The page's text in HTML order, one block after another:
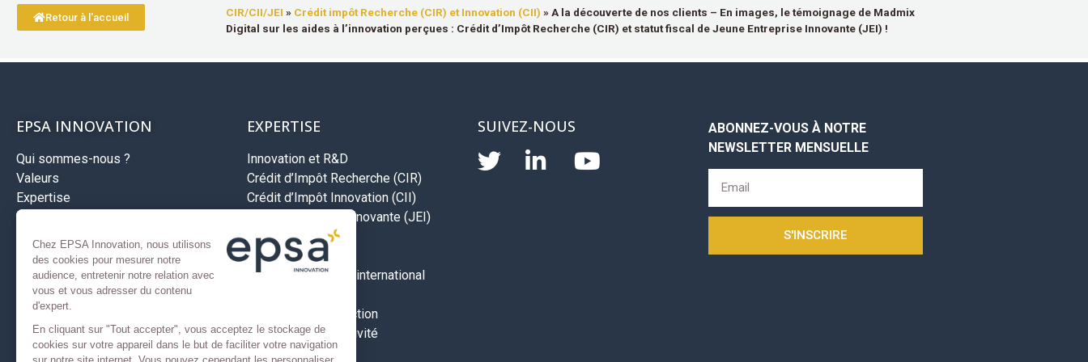
Chez EPSA Innovation, nous utilisons
des cookies pour mesurer notre
audience, entretenir notre relation avec
vous et vous adresser du contenu
d'expert.
En cliquant sur "Tout accepter", vous acceptez le stockage de
cookies sur votre appareil dans le but de faciliter votre navigation
sur notre site internet. Vous pouvez cependant les personnaliser
Retour à l'accueil CIR/CII/JEI » Crédit impôt Recherche (CIR) et Innovation (CII) »A la découverte de nos clients – En images, le témoignage de Madmix
Digital sur les aides à l’innovation perçues : Crédit d’Impôt Recherche (CIR) et statut fiscal de Jeune Entreprise Innovante (JEI) !
EPSA INNOVATION
Qui sommes-nous ?
Valeurs
Expertise
Méthodologie
EXPERTISE
Innovation et R&D
Crédit d’Impôt Recherche (CIR)
Crédit d’Impôt Innovation (CII)
Jeune entreprise innovante (JEI)
Aides Bpifrance
Investissements
Développement à l’international
Assurance prospection
Nos secteurs d’activité
SUIVEZ-NOUS
ABONNEZ-VOUS À NOTRE
NEWSLETTER MENSUELLE
S'INSCRIRE